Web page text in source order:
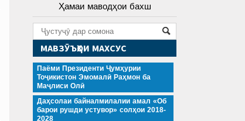
Ҳамаи маводҳои бахш
МАВЗӮЪҲОИ МАХСУС
Паёми Президенти Ҷумҳурии
Тоҷикистон Эмомалӣ Раҳмон ба
Маҷлиси Олӣ
Даҳсолаи байналмилалии амал «Об
барои рушди устувор» солҳои 2018-
2028